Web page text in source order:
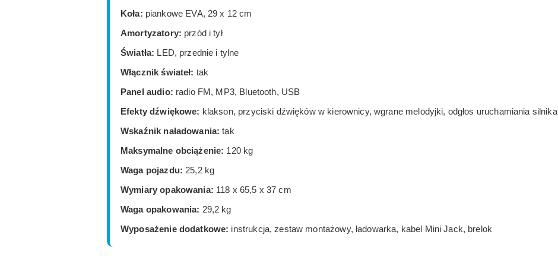
Koła: piankowe EVA, 29 x 12 cm
Amortyzatory: przód i tył
Światła: LED, przednie i tylne
Włącznik świateł: tak
Panel audio: radio FM, MP3, Bluetooth, USB
Efekty dźwiękowe: klakson, przyciski dźwięków w kierownicy, wgrane melodyjki, odgłos uruchamiania silnika
Wskaźnik naładowania: tak
Maksymalne obciążenie: 120 kg
Waga pojazdu: 25,2 kg
Wymiary opakowania: 118 x 65,5 x 37 cm
Waga opakowania: 29,2 kg
Wyposażenie dodatkowe: instrukcja, zestaw montażowy, ładowarka, kabel Mini Jack, brelok